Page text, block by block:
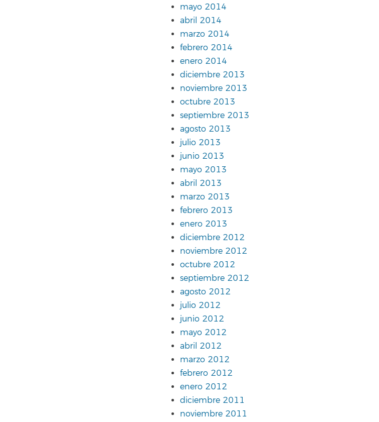
mayo 2014
abril 2014
marzo 2014
febrero 2014
enero 2014
diciembre 2013
noviembre 2013
octubre 2013
septiembre 2013
agosto 2013
julio 2013
junio 2013
mayo 2013
abril 2013
marzo 2013
febrero 2013
enero 2013
diciembre 2012
noviembre 2012
octubre 2012
septiembre 2012
agosto 2012
julio 2012
junio 2012
mayo 2012
abril 2012
marzo 2012
febrero 2012
enero 2012
diciembre 2011
noviembre 2011